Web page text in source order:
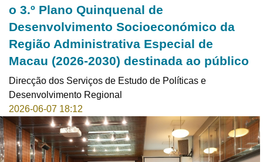
o 3.º Plano Quinquenal de
Desenvolvimento Socioeconómico da
Região Administrativa Especial de
Macau (2026-2030) destinada ao público
Direcção dos Serviços de Estudo de Políticas e
Desenvolvimento Regional
2026-06-07 18:12